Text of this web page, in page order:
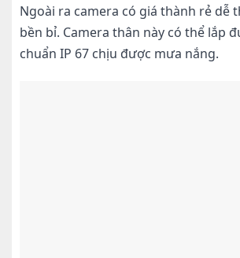
Ngoài ra camera có giá thành rẻ dễ
bền bỉ. Camera thân này có thể lắp
chuẩn IP 67 chịu được mưa nắng.